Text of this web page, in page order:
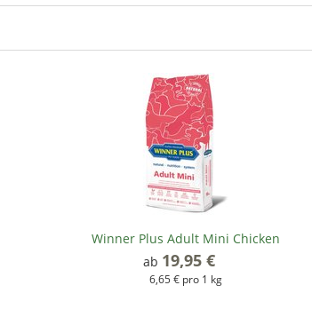
Winner Plus Adult Mini Chicken
ab 19,95 €
6,65 € pro 1 kg